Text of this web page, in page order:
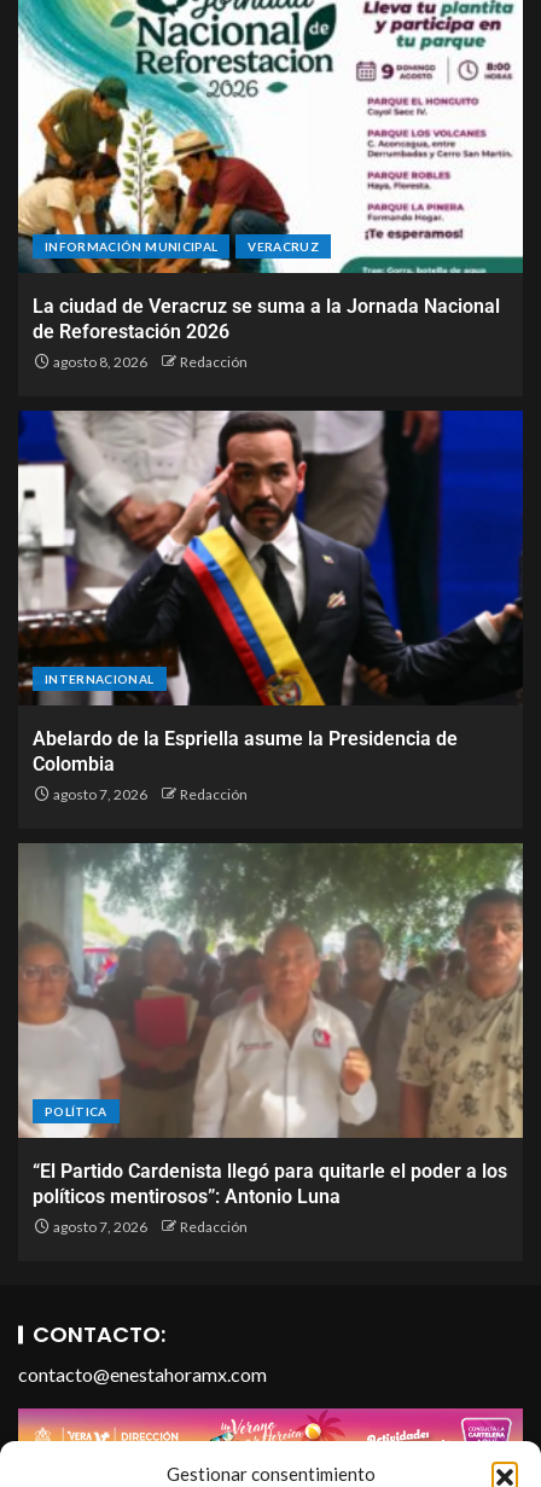
Gestionar consentimiento
INFORMACIÓN MUNICIPAL VERACRUZ
La ciudad de Veracruz se suma a la Jornada Nacional
de Reforestación 2026
agosto 8, 2026 Redacción
INTERNACIONAL
Abelardo de la Espriella asume la Presidencia de
Colombia
agosto 7, 2026 Redacción
POLÍTICA
“El Partido Cardenista llegó para quitarle el poder a los
políticos mentirosos”: Antonio Luna
agosto 7, 2026 Redacción
CONTACTO:
contacto@enestahoramx.com